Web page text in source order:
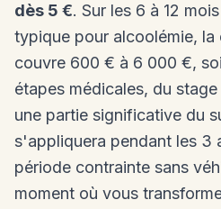
dès 5 €. Sur les 6 à 12
typique pour alcoolémie, la
couvre 600 € à 6 000 €,
étapes médicales, du
une partie significative du
s'appliquera pendant les 3
période contrainte sans
moment où vous